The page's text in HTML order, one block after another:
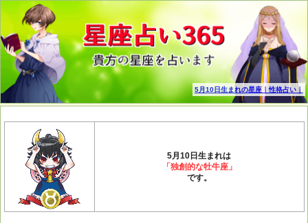
5月10日生まれの星座｜性格占い｜
5月10日生まれは
「独創的な牡牛座」
です。